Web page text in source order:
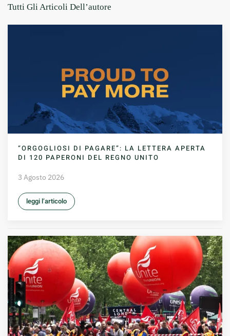
Tutti Gli Articoli Dell’autore
“ORGOGLIOSI DI PAGARE”: LA LETTERA APERTA
DI 120 PAPERONI DEL REGNO UNITO
3 Agosto 2026
leggi l’articolo